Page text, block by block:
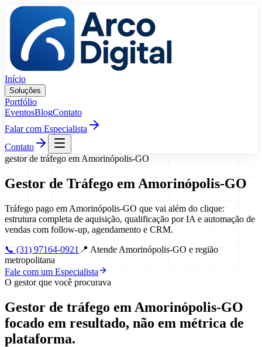
Pular para o conteúdo
Início
Soluções
Portfólio
EventosBlogContato
Falar com Especialista
Contato
gestor de tráfego em Amorinópolis-GO
Gestor de Tráfego em Amorinópolis-GO
Tráfego pago em Amorinópolis-GO que vai além do clique:
estrutura completa de aquisição, qualificação por IA e automação de
vendas com follow-up, agendamento e CRM.
📞 (31) 97164-0921 📍 Atende Amorinópolis-GO e região
metropolitana
Fale com um Especialista
O gestor que você procurava
Gestor de tráfego em Amorinópolis-GO
focado em resultado, não em métrica de
plataforma.